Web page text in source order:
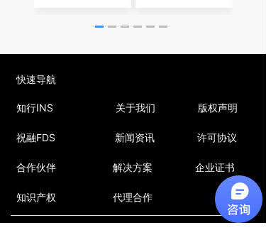
快速导航
知行INS 关于我们 版权声明
祝融FDS 新闻资讯 许可协议
合作伙伴 解决方案 企业证书
知识产权 代理合作